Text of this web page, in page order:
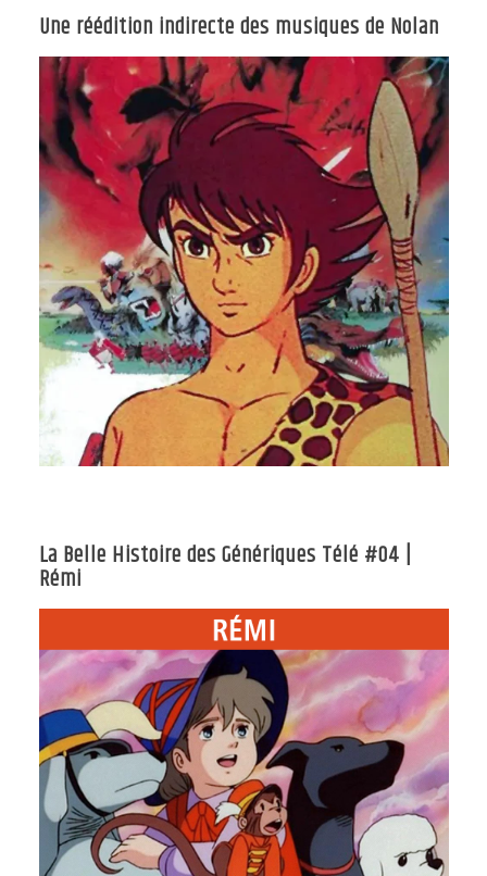
Une réédition indirecte des musiques de Nolan
La Belle Histoire des Génériques Télé #04 |
Rémi